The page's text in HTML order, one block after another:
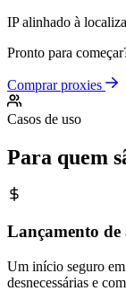
IP alinhado à
Pronto para
Comprar proxies
Casos de uso
Para quem
Lançamento
Um início seguro
desnecessárias e